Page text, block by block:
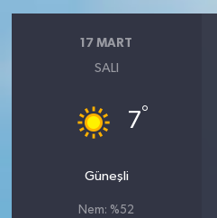
17 MART
SALI
7°
Güneşli
Nem: %52